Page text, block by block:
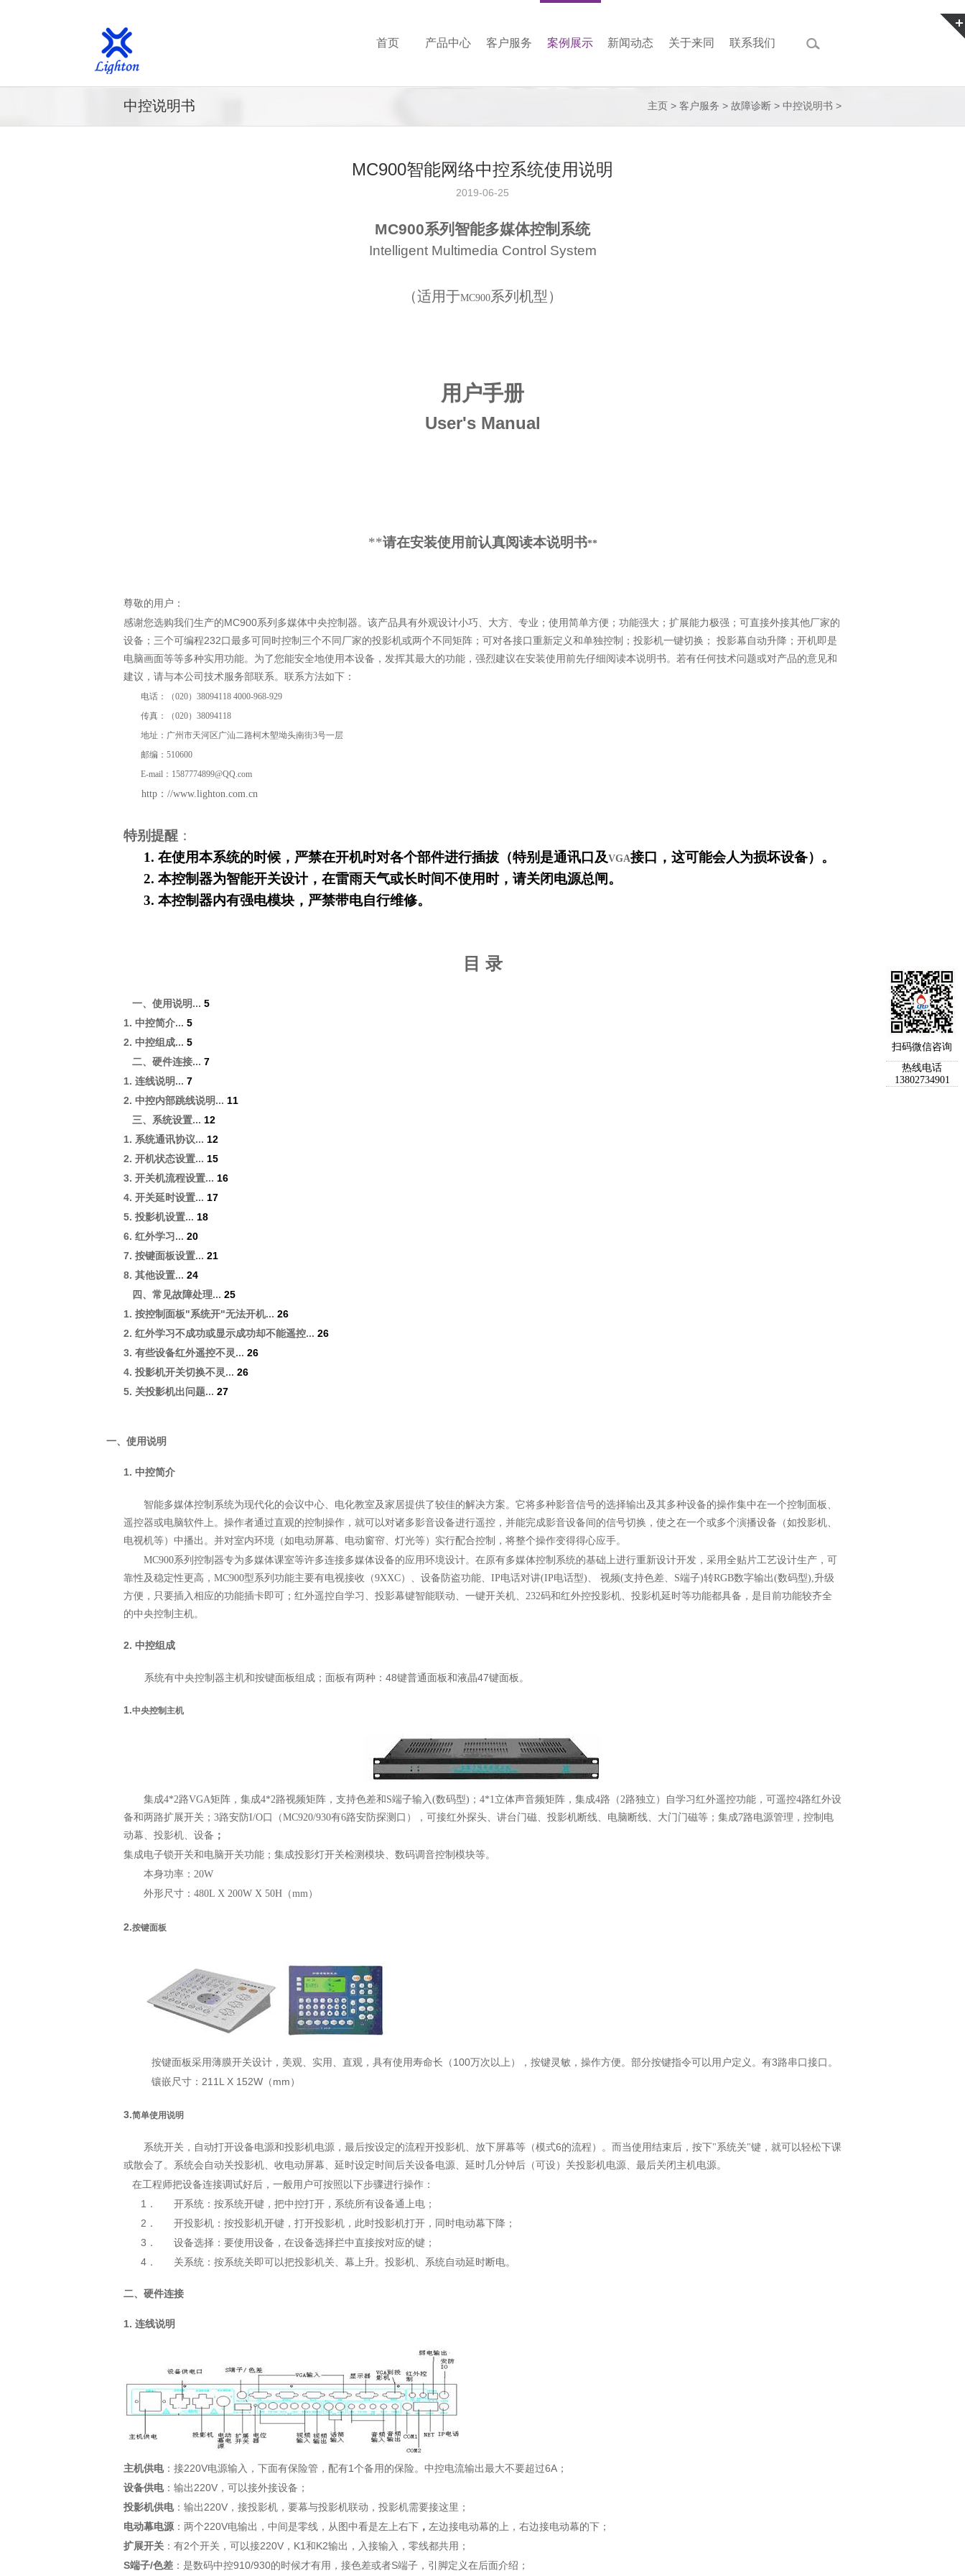
首页 产品中心 客户服务 案例展示 新闻动态 关于来同 联系我们
中控说明书 主页 > 客户服务 > 故障诊断 > 中控说明书 >
MC900智能网络中控系统使用说明
2019-06-25
MC900系列智能多媒体控制系统
Intelligent Multimedia Control System
（适用于MC900系列机型）
用户手册
User's Manual
**请在安装使用前认真阅读本说明书**
尊敬的用户：
感谢您选购我们生产的MC900系列多媒体中央控制器。该产品具有外观设计小巧、大方、专业；使用简单方便；功能强大；扩展能力极强；可直接外接其他厂家的
设备；三个可编程232 口最多可同时控制三个不同厂家的投影机或两个不同矩阵；可对各接口重新定义和单独控制；投影机一键切换；
投影幕自动升降；开机即是
电脑画面等等多种实用功能。为了您能安全地使用本设备，发挥其最大的功能，强烈建议在安装使用前先仔细阅读本说明书。若有任何技术问题或对产品的意见和
建议，请与本公司技术服务部联系。联系方法如下：
电话：（020） 38094118 4000-968-929
传真：（020） 38094118
地址：广州市天河区广汕二路柯木塱坳头南街3号一层
邮编： 510600
E-mail ： 1587774899@QQ.com
http ： //www.lighton.com.cn
特别提醒 ：
1.在使用本系统的时候，严禁在开机时对各个部件进行插拔（特别是通讯口及VGA接口，这可能会人为损坏设备）。
2.本控制器为智能开关设计，在雷雨天气或长时间不使用时，请关闭电源总闸 。
3.本控制器内有强电模块，严禁带电自行维修。
目 录
一、使用说明 ... 5
1. 中控简介... 5
2. 中控组成... 5
二、硬件连接... 7
1. 连线说明 ... 7
2. 中控内部跳线说明 ... 11
三、系统设置... 12
1. 系统通讯协议... 12
2. 开机状态设置... 15
3. 开关机流程设置... 16
4. 开关延时设置... 17
5. 投影机设置... 18
6. 红外学习 ... 20
7. 按键面板设置... 21
8. 其他设置... 24
四、常见故障处理... 25
1. 按控制面板"系统开"无法开机... 26
2. 红外学习不成功或显示成功却不能遥控... 26
3. 有些设备红外遥控不灵 ... 26
4. 投影机开关切换不灵 ... 26
5. 关投影机出问题... 27
一、使用说明
1. 中控简介
智能多媒体控制系统为现代化的会议中心、电化教室及家居提供了较佳的解决方案。它将多种影音信号的选择输出及其多种设备的操作集中在一个控制面板、
遥控器或电脑软件上。操作者通过直观的控制操作，就可以对诸多影音设备进行遥控，并能完成影音设备间的信号切换，使之在一个或多个演播设备（如投影机、
电视机等）中播出。并对室内环境（如电动屏幕、电动窗帘、灯光等）实行配合控制，将整个操作变得得心应手。
MC900系列控制器专为多媒体课室等许多连接多媒体设备的应用环境设计。在原有多媒体控制系统的基础上进行重新设计开发，采用全贴片工艺设计生产，可
靠性及稳定性更高， MC900型系列功能主要有电视接收（9XXC）、设备防盗功能、 IP电话对讲(IP电话型) 视频(支持色差、 S端子)转RGB数字输出(数码型), 升级
方便，只要插入相应的功能插卡即可； 红外遥控自学习、投影幕键智能联动、一键开关机、 232码和红外控投影机、投影机延时等功能都具备，是目前功能较齐全
的中央控制主机。
2. 中控组成
系统有中央控制器主机和按键面板组成；面板有两种： 48键普通面板和液晶47键面板。
1.中央控制主机
集成4*2路VGA矩阵，集成4*2路视频矩阵，支持色差和S端子输入 (数码型) ； 4*1 立体声音频矩阵，集成4路（ 2路独立）自学习红外遥控功能，可遥控4路红外设
备和两路扩展开关； 3路安防I/O口（MC920/930有6路安防探测口），可接红外探头、讲台门磁、投影机断线、电脑断线、大门门磁等；集成7路电源管理，控制电
动幕、投影机、设备 ；
集成电子锁开关和电脑开关功能；集成投影灯开关检测模块、数码调音控制模块等。
本身功率： 20W
外形尺寸： 480L X 200W X 50H （mm ）
2.按键面板
按键面板采用薄膜开关设计，美观、实用、直观，具有使用寿命长（ 100万次以上），按键灵敏，操作方便。部分按键指令可以用户定义。有3路串口接口。
镶嵌尺寸： 211LX 152W （ mm ）
3.简单使用说明
系统开关，自动打开设备电源和投影机电源，最后按设定的流程开投影机、放下屏幕等（模式6的流程）。而当使用结束后，按下"系统关"键，就可以轻松下课
或散会了。系统会自动关投影机、收电动屏幕、延时设定时间后关设备电源、延时几分钟后（可设）关投影机电源、最后关闭主机电源。
在工程师把设备连接调试好后，一般用户可按照以下步骤进行操作：
1． 开系统：按系统开键，把中控打开，系统所有设备通上电；
2． 开投影机：按投影机开键，打开投影机，此时投影机打开，同时电动幕下降；
3． 设备选择：要使用设备，在设备选择拦中直接按对应的键；
4． 关系统：按系统关即可以把投影机关、幕上升。投影机、系统自动延时断电。
二、硬件连接
1. 连线说明
主机供电：接220V电源输入，下面有保险管，配有1 个备用的保险。中控电流输出最大不要超过6A ；
设备供电：输出 220V ，可以接外接设备；
投影机供电：输出 220V ，接投影机，要幕与投影机联动，投影机需要接这里；
电动幕电源 ：两个220V电输出，中间是零线，从图中看是左上右下 ， 左边接电动幕的上，右边接电动幕的下；
扩展开关 ：有2个开关，可以接220V ， K1 和 K2输出，入接输入，零线都共用；
S端子/色差 ：是数码中控910/930的时候才有用，接色差或者S端子，引脚定义在后面介绍；
扫码微信咨询
热线电话
13802734901